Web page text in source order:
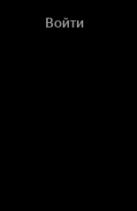
Войти